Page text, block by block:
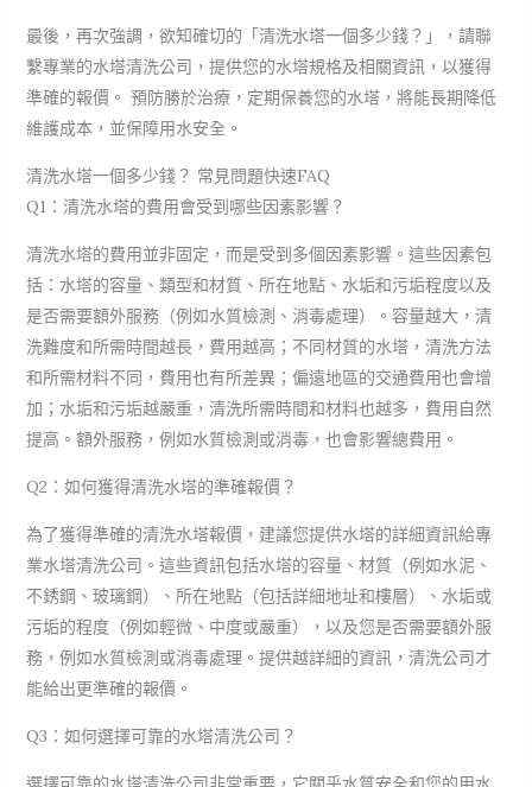
最後，再次強調，欲知確切的「清洗水塔一個多少錢？」，請聯
繫專業的水塔清洗公司，提供您的水塔規格及相關資訊，以獲得
準確的報價。 預防勝於治療，定期保養您的水塔，將能長期降低
維護成本，並保障用水安全。
清洗水塔一個多少錢？ 常見問題快速FAQ
Q1：清洗水塔的費用會受到哪些因素影響？
清洗水塔的費用並非固定，而是受到多個因素影響。這些因素包
括：水塔的容量、類型和材質、所在地點、水垢和污垢程度以及
是否需要額外服務（例如水質檢測、消毒處理）。容量越大，清
洗難度和所需時間越長，費用越高；不同材質的水塔，清洗方法
和所需材料不同，費用也有所差異；偏遠地區的交通費用也會增
加；水垢和污垢越嚴重，清洗所需時間和材料也越多，費用自然
提高。額外服務，例如水質檢測或消毒，也會影響總費用。
Q2：如何獲得清洗水塔的準確報價？
為了獲得準確的清洗水塔報價，建議您提供水塔的詳細資訊給專
業水塔清洗公司。這些資訊包括水塔的容量、材質（例如水泥、
不銹鋼、玻璃鋼）、所在地點（包括詳細地址和樓層）、水垢或
污垢的程度（例如輕微、中度或嚴重），以及您是否需要額外服
務，例如水質檢測或消毒處理。提供越詳細的資訊，清洗公司才
能給出更準確的報價。
Q3：如何選擇可靠的水塔清洗公司？